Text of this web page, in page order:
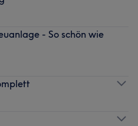
- So schön wie